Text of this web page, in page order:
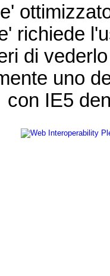
richiede
di
uno
con IE5